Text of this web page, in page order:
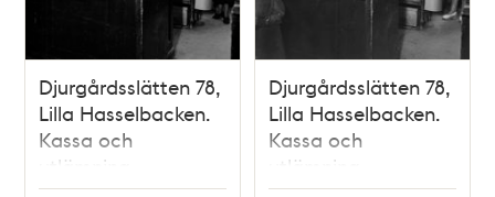
Djurgårdsslätten 78,
Lilla Hasselbacken.
Kassa och
utlämning
Djurgårdsslätten 78,
Lilla Hasselbacken.
Kassa och
utlämning